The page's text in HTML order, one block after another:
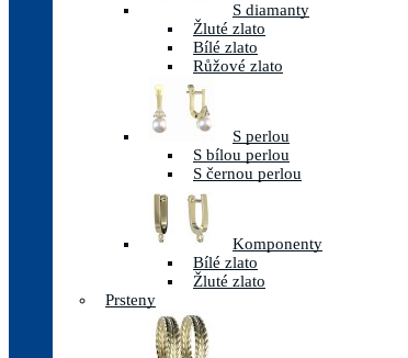
S diamanty
Žluté zlato
Bílé zlato
Růžové zlato
S perlou
S bílou perlou
S černou perlou
Komponenty
Bílé zlato
Žluté zlato
Prsteny